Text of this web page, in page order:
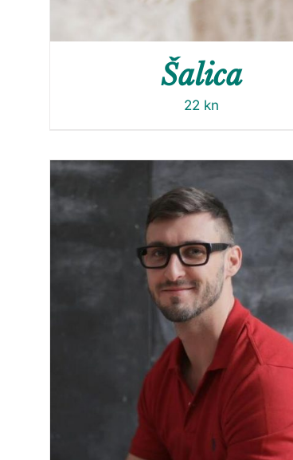
Šalica
22 kn